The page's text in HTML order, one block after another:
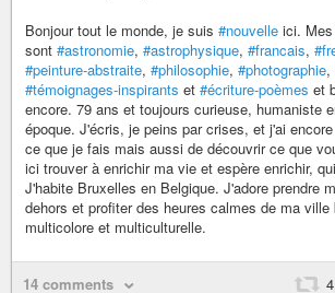
Bonjour tout le monde, je suis #nouvelle ici.
sont #astronomie, #astrophysique, #francais,
#peinture-abstraite, #philosophie, #photographie,
#témoignages-inspirants et #écriture-poèmes et
encore. 79 ans et toujours curieuse, humaniste
époque. J'écris, je peins par crises, et j'ai
ce que je fais mais aussi de découvrir ce que
ici trouver à enrichir ma vie et espère enrichir,
J'habite Bruxelles en Belgique. J'adore prendre
dehors et profiter des heures calmes de ma ville
multicolore et multiculturelle.
14 comments 4